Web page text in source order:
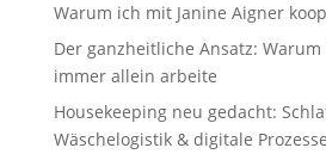
Warum ich mit Janine Aigner
Der ganzheitliche Ansatz:
immer allein arbeite
Housekeeping neu gedacht:
Wäschelogistik & digitale Prozesse